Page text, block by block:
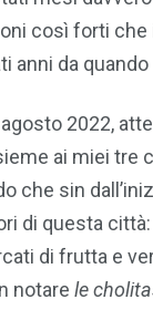
così forti che
anni da
2022,
ai miei tre
che sin
di questa
di frutta e
notare le